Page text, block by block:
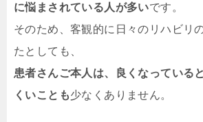
に悩まされている人が多いです。
そのため、客観的に日々のリハビリ
たとしても、
患者さんご本人は、良くなっている
くいことも少なくありません。